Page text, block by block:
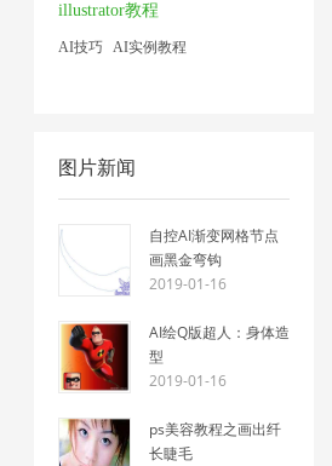
illustrator教程
AI技巧 AI实例教程
图片新闻
自控AI渐变网格节点
画黑金弯钩
2019-01-16
AI绘Q版超人：身体造
型
2019-01-16
ps美容教程之画出纤
长睫毛